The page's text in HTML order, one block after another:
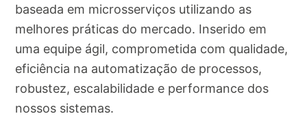
baseada em microsserviços utilizando as
melhores práticas do mercado. Inserido em
uma equipe ágil, comprometida com qualidade,
eficiência na automatização de processos,
robustez, escalabilidade e performance dos
nossos sistemas.